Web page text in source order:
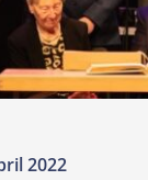
2022